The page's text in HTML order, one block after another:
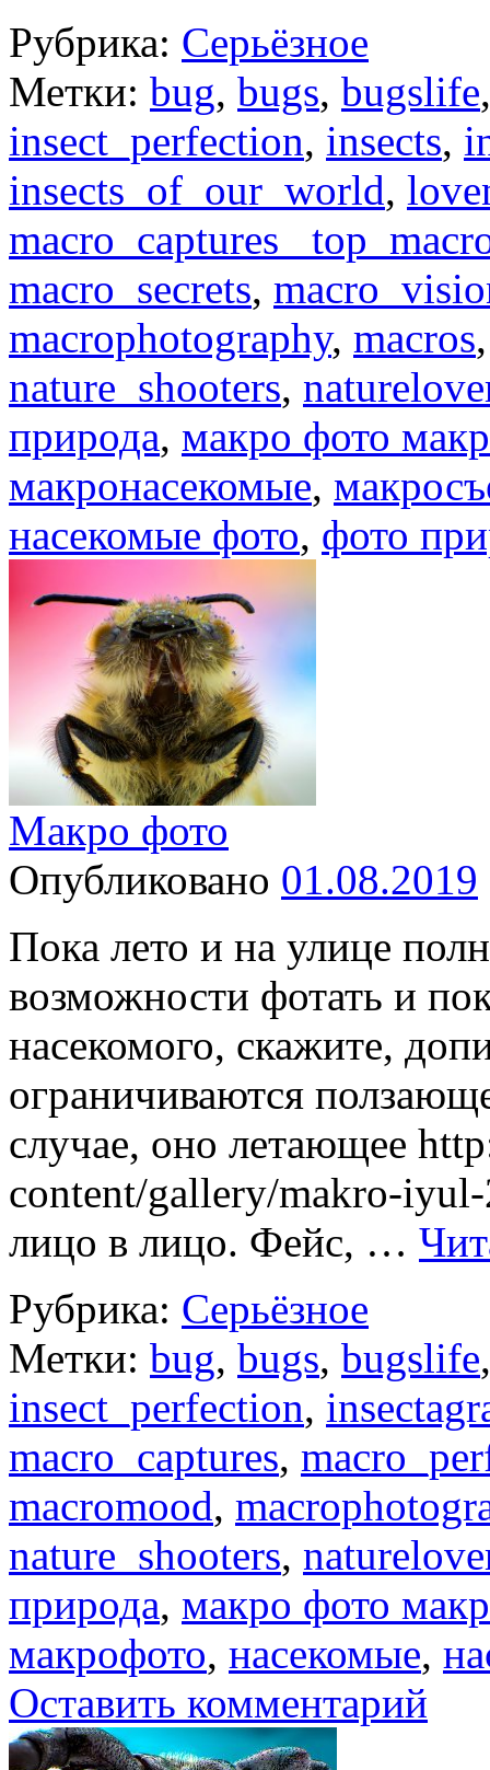
Рубрика: Серьёзное
Метки: bug, bugs, bugslife
insect_perfection, insects,
insects_of_our_world,
macro_captures_
macro_secrets,
macrophotography, macros
nature_shooters,
природа, макро фото
макронасекомые,
насекомые фото, фото
Макро фото
Опубликовано 01.08.2019
Пока лето и на улице
возможности фотать и
насекомого, скажите,
ограничиваются
случае, оно летающее
content/gallery/makro-
лицо в лицо. Фейс, …
Рубрика: Серьёзное
Метки: bug, bugs, bugslife
insect_perfection,
macro_captures,
macromood,
nature_shooters,
природа, макро фото
макрофото, насекомые,
Оставить комментарий